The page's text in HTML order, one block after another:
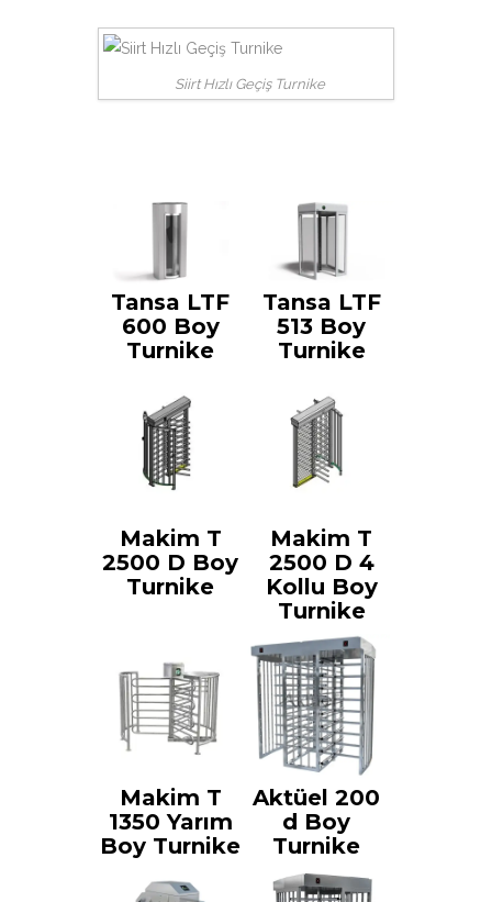
Siirt Hızlı Geçiş Turnike
Tansa LTF
600 Boy
Turnike
Tansa LTF
513 Boy
Turnike
Makim T
2500 D Boy
Turnike
Makim T
2500 D 4
Kollu Boy
Turnike
Makim T
1350 Yarım
Boy Turnike
Aktüel 200
d Boy
Turnike